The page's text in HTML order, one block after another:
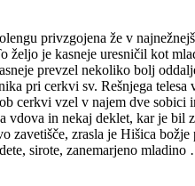
privzgojena že v
željo je kasneje uresničil kot
prevzel nekoliko bolj
pri cerkvi sv. Rešnjega
cerkvi vzel v najem dve sobici
vdova in nekaj deklet, kar je bil
zrasla je Hišica božje
sirote, zanemarjeno